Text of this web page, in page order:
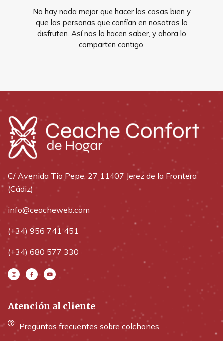
No hay nada mejor que hacer las cosas bien y
que las personas que confían en nosotros lo
disfruten. Así nos lo hacen saber, y ahora lo
comparten contigo.
C/ Avenida Tio Pepe, 27 11407 Jerez de la Frontera
(Cádiz)
info@ceacheweb.com
(+34) 956 741 451
(+34) 680 577 330
Atención al cliente
Preguntas frecuentes sobre colchones